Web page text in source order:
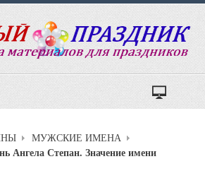
МУЖСКИЕ ИМЕНА
Ангела Степан. Значение имени